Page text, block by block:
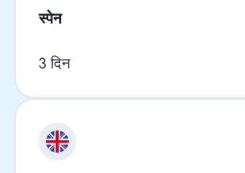
स्पेन
3 दिन